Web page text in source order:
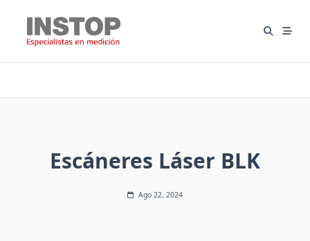
contenido
Escáneres Láser BLK
Ago 22, 2024